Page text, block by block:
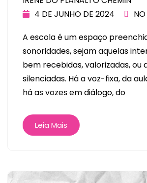
4 DE JUNHO DE 2024
A escola é um espaço
sonoridades, sejam aquelas
bem recebidas, valorizadas, ou
silenciadas. Há a voz-fixa, da
há as vozes em diálogo, do
Leia Mais